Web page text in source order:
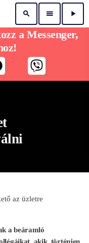
search menu play_arrow
az üzletre
a beáramló
a Messenger,